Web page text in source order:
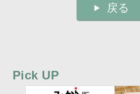
戻る
Pick UP